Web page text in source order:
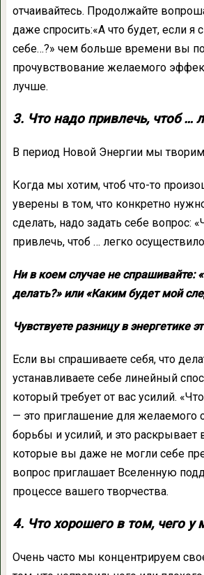
отчаивайтесь. Продолжайте
даже спросить:«А что будет, если я
себе…?» чем больше времени вы
прочувствование желаемого
лучше.
3. Что надо привлечь, чтоб …
В период Новой Энергии мы творим
Когда мы хотим, чтоб что-то
уверены в том, что конкретно
сделать, надо задать себе вопрос:
привлечь, чтоб … легко
Ни в коем случае не спрашивайте:
делать?» или «Каким будет мой
Чувствуете разницу в энергетике
Если вы спрашиваете себя, что
устанавливаете себе линейный
который требует от вас усилий.
— это приглашение для желаемого
борьбы и усилий, и это раскрывает
которые вы даже не могли себе
вопрос приглашает Вселенную
процессе вашего творчества.
4. Что хорошего в том, чего у
Очень часто мы концентрируем